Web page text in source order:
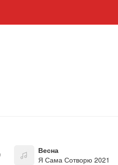
Весна
Я Сама Сотворю 2021